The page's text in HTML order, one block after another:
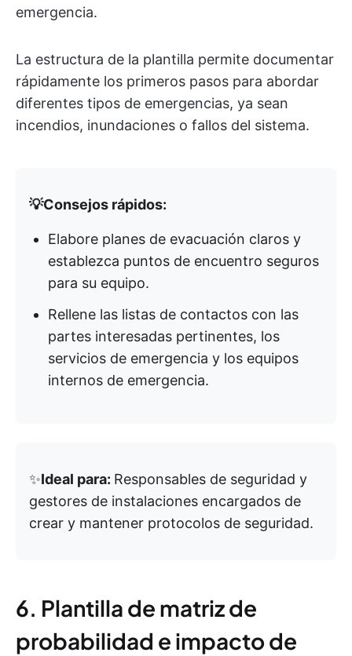
emergencia.
La estructura de la plantilla permite documentar
rápidamente los primeros pasos para abordar
diferentes tipos de emergencias, ya sean
incendios, inundaciones o fallos del sistema.
💡Consejos rápidos:
Elabore planes de evacuación claros y
establezca puntos de encuentro seguros
para su equipo.
Rellene las listas de contactos con las
partes interesadas pertinentes, los
servicios de emergencia y los equipos
internos de emergencia.
✨Ideal para: Responsables de seguridad y
gestores de instalaciones encargados de
crear y mantener protocolos de seguridad.
6. Plantilla de matriz de
probabilidad e impacto de